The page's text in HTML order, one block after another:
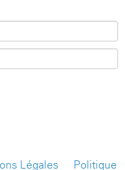
Légales Politique